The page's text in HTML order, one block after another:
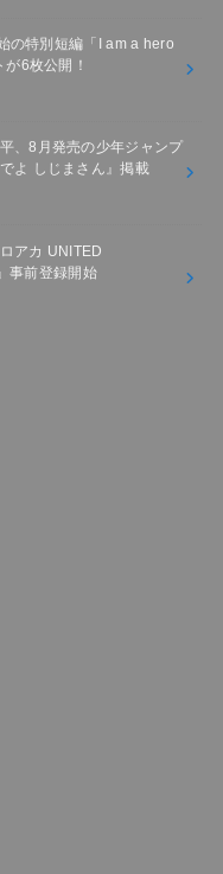
の特別短編「I am a hero
6枚公開！
、8月発売の少年ジャンプ
よ しじまさん』掲載
アカ UNITED
事前登録開始